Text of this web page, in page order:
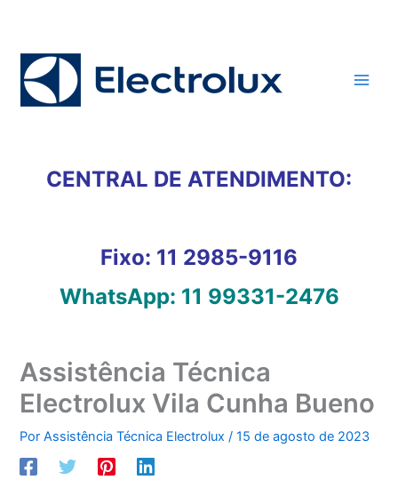
conteúdo
CENTRAL DE ATENDIMENTO:
Fixo: 11 2985-9116
WhatsApp: 11 99331-2476
Assistência Técnica
Electrolux Vila Cunha Bueno
PorAssistência Técnica Electrolux/15 de agosto de 2023